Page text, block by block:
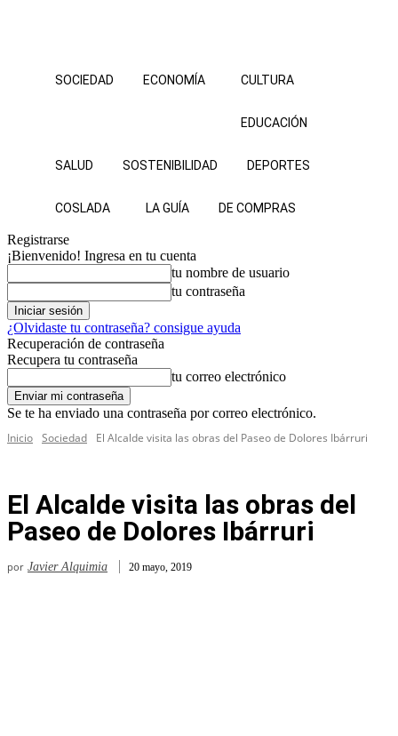
SOCIEDAD ECONOMÍA CULTURA
EDUCACIÓN
SALUD SOSTENIBILIDAD DEPORTES
COSLADA LA GUÍA DE COMPRAS
Registrarse
¡Bienvenido! Ingresa en tu cuenta
tu nombre de usuario
tu contraseña
¿Olvidaste tu contraseña? consigue ayuda
Recuperación de contraseña
Recupera tu contraseña
tu correo electrónico
Se te ha enviado una contraseña por correo electrónico.
Inicio Sociedad El Alcalde visita las obras del Paseo de Dolores Ibárruri
El Alcalde visita las obras del
Paseo de Dolores Ibárruri
por Javier Alquimia 20 mayo, 2019